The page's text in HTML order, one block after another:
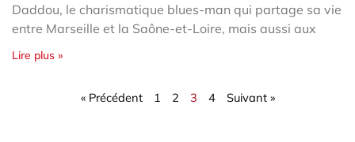
Daddou, le charismatique blues-man qui partage sa vie
entre Marseille et la Saône-et-Loire, mais aussi aux
Lire plus »
« Précédent 1 2 3 4 Suivant »